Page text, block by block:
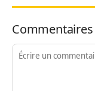
Commentaires